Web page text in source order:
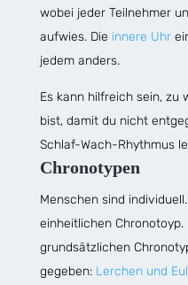
wobei jeder Teilnehmer
aufwies. Die innere Uhr
jedem anders.
Es kann hilfreich sein, zu
bist, damit du nicht
Schlaf-Wach-Rhythmus
Chronotypen
Menschen sind
einheitlichen
grundsätzlichen
gegeben: Lerchen und